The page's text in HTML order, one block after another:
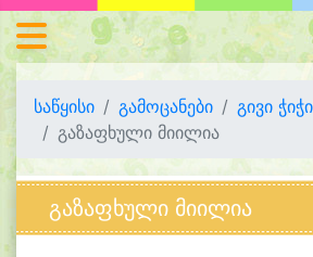
საწყისი გამოცანები
გივი
გაზაფხული მიილია
გაზაფხული მიილია